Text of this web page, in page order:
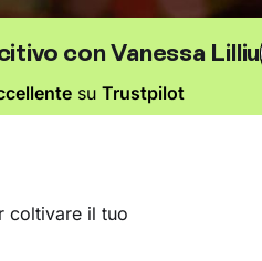
con Vanessa Lilliu
suTrustpilot
coltivare il tuo